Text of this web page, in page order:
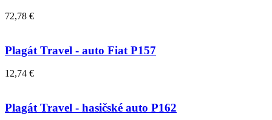
72,78 €
Plagát Travel - auto Fiat P157
12,74 €
Plagát Travel - hasičské auto P162